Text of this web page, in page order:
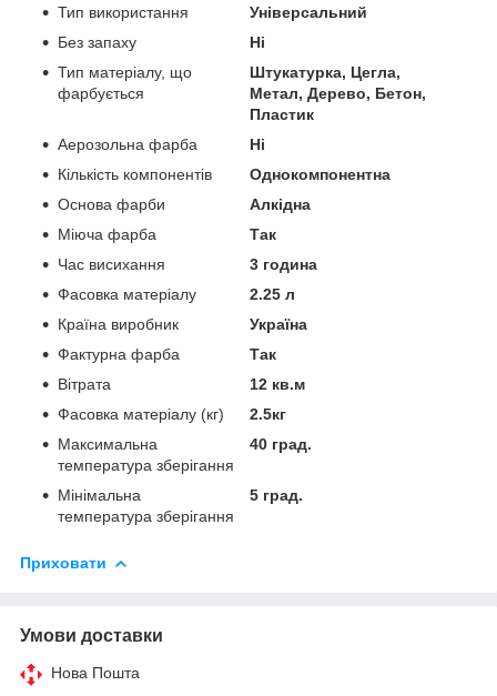
Тип використання
Універсальний
Без запаху
Ні
Тип матеріалу, що
фарбується
Штукатурка, Цегла,
Метал, Дерево, Бетон,
Пластик
Аерозольна фарба
Ні
Кількість компонентів
Однокомпонентна
Основа фарби
Алкідна
Міюча фарба
Так
Час висихання
3 година
Фасовка матеріалу
2.25 л
Країна виробник
Україна
Фактурна фарба
Так
Вітрата
12 кв.м
Фасовка матеріалу (кг)
2.5кг
Максимальна
температура зберігання
40 град.
Мінімальна
температура зберігання
5 град.
Приховати
Умови доставки
Нова Пошта